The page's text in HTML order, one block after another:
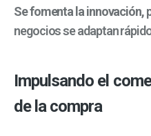
Se fomenta la innovación,
negocios se adaptan
Impulsando el
de la compra